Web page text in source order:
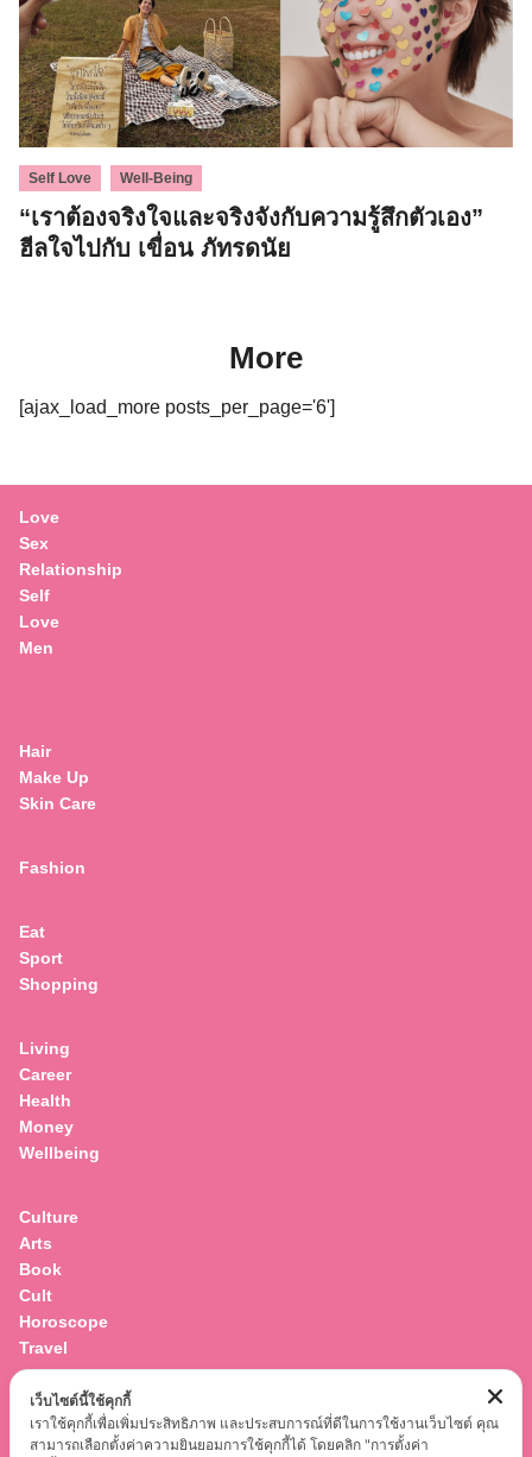
Self Love Well-Being
“เราต้องจริงใจและจริงจังกับความรู้สึกตัวเอง”
ฮีลใจไปกับ เขื่อน ภัทรดนัย
More
[ajax_load_more posts_per_page='6']
Love
Sex
Relationship
Self
Love
Men
Hair
Make Up
Skin Care
Fashion
Eat
Sport
Shopping
Living
Career
Health
Money
Wellbeing
Culture
Arts
Book
Cult
Horoscope
Travel
Entertainment
Celebrity
เว็บไซต์นี้ใช้คุกกี้
เราใช้คุกกี้เพื่อเพิ่มประสิทธิภาพ และประสบการณ์ที่ดีในการใช้งานเว็บไซต์ คุณ
สามารถเลือกตั้งค่าความยินยอมการใช้คุกกี้ได้ โดยคลิก "การตั้งค่า